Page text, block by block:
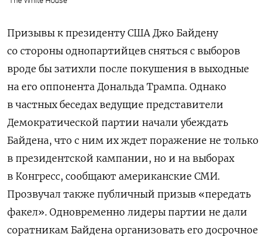
Призывы к президенту США Джо Байдену
со стороны однопартийцев сняться с выборов
вроде бы затихли после покушения в выходные
на его оппонента Дональда Трампа. Однако
в частных беседах ведущие представители
Демократической партии начали убеждать
Байдена, что с ним их ждет поражение не только
в президентской кампании, но и на выборах
в Конгресс, сообщают американские СМИ.
Прозвучал также публичный призыв «передать
факел». Одновременно лидеры партии не дали
соратникам Байдена организовать его досрочное